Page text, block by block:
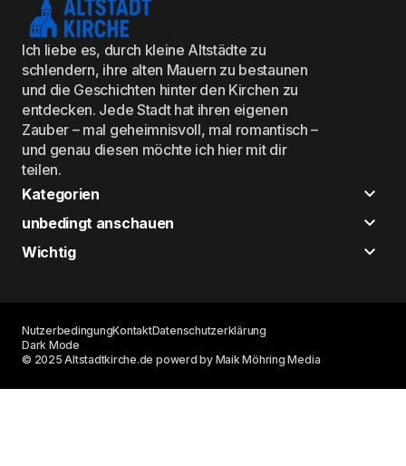
Ich liebe es, durch kleine Altstädte zu
schlendern, ihre alten Mauern zu bestaunen
und die Geschichten hinter den Kirchen zu
entdecken. Jede Stadt hat ihren eigenen
Zauber – mal geheimnisvoll, mal romantisch –
und genau diesen möchte ich hier mit dir
teilen.
Kategorien
unbedingt anschauen
Wichtig
© 2025 Altstadtkirche.de powerd by Maik Möhring Media
NutzerbedingungKontaktDatenschutzerklärung
Dark Mode